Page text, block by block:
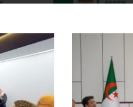
c